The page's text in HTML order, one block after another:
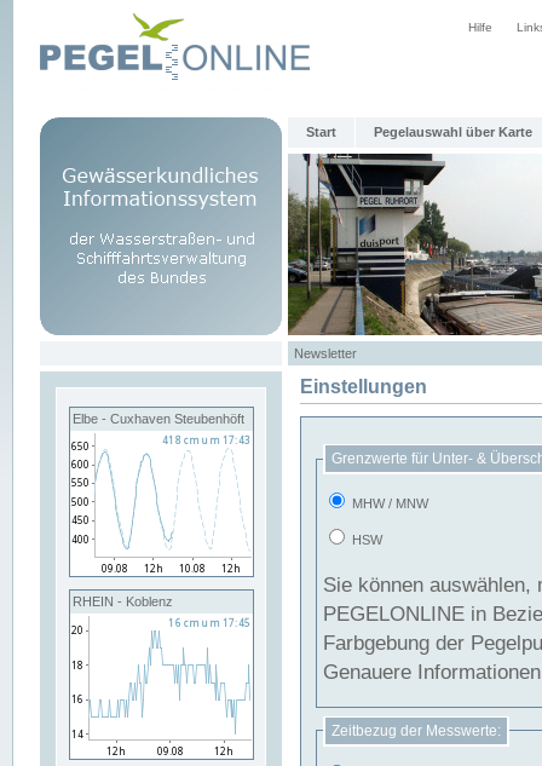
Hilfe
Start Pegelauswahl über Karte
Newsletter
Elbe - Cuxhaven Steubenhöft
RHEIN - Koblenz
Einstellungen
Grenzwerte für Unter- &
MHW / MNW
HSW
Sie können
PEGELONLINE in Beziehung
Farbgebung der
Genauere
Zeitbezug der Messwerte: